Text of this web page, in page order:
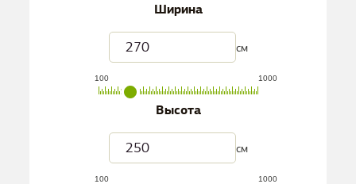
Ширина
см
100 1000
Высота
см
100 1000